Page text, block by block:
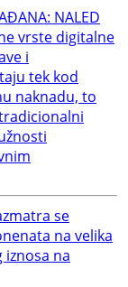
NALED
vrste digitalne
i
tek kod
naknadu, to
se
na velika
iznosa na